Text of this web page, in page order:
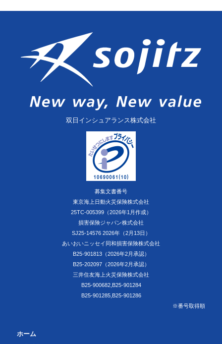
双日インシュアランス株式会社
募集文書番号
東京海上日動火災保険株式会社
25TC-005399（2026年1月作成）
損害保険ジャパン株式会社
SJ25-14576 2026年（2月13日）
あいおいニッセイ同和損害保険株式会社
B25-901813（2026年2月承認）
B25-202097（2026年2月承認）
三井住友海上火災保険株式会社
B25-900682,B25-901284
B25-901285,B25-901286
※番号取得順
ホーム